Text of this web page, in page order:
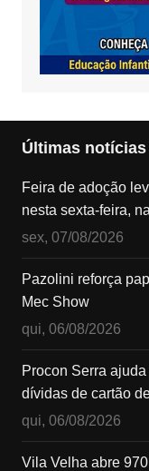
Últimas notícias
Feira de adoção
nesta sexta-feira,
sex, 07/08/2026
Pazolini reforça
Mec Show
qui, 06/08/2026
Procon Serra
dívidas de cartão
qui, 06/08/2026
Vila Velha abre